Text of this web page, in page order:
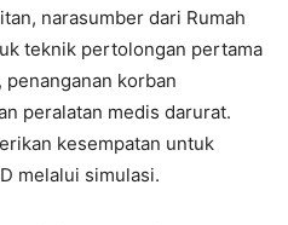
narasumber dari Rumah
teknik pertolongan pertama
penanganan korban
peralatan medis darurat.
kesempatan untuk
melalui simulasi.